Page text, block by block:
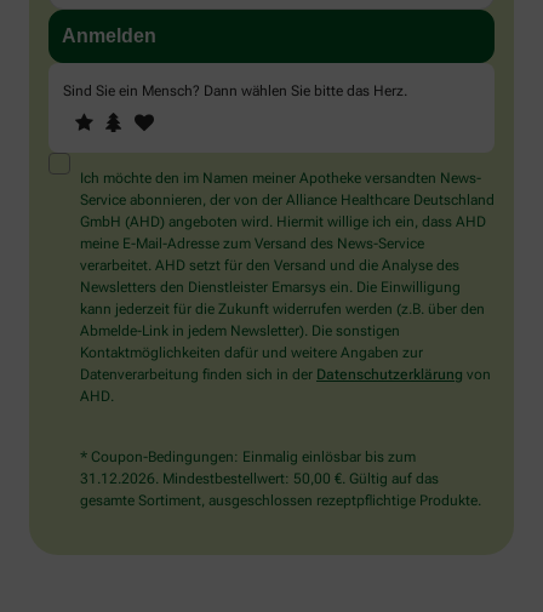
Sind Sie ein Mensch? Dann wählen Sie bitte das Herz.
Sind
Sie
ein
Mensch?
Dann
wählen
Sie
bitte
das
Herz.
1 2
Ich möchte den im Namen meiner Apotheke versandten News-
Service abonnieren, der von der Alliance Healthcare Deutschland
GmbH (AHD) angeboten wird. Hiermit willige ich ein, dass AHD
meine E-Mail-Adresse zum Versand des News-Service
verarbeitet. AHD setzt für den Versand und die Analyse des
Newsletters den Dienstleister Emarsys ein. Die Einwilligung
kann jederzeit für die Zukunft widerrufen werden (z.B. über den
Abmelde-Link in jedem Newsletter). Die sonstigen
Kontaktmöglichkeiten dafür und weitere Angaben zur
Datenverarbeitung finden sich in der Datenschutzerklärung von
AHD.
* Coupon-Bedingungen: Einmalig einlösbar bis zum
31.12.2026. Mindestbestellwert: 50,00 €. Gültig auf das
gesamte Sortiment, ausgeschlossen rezeptpflichtige Produkte.